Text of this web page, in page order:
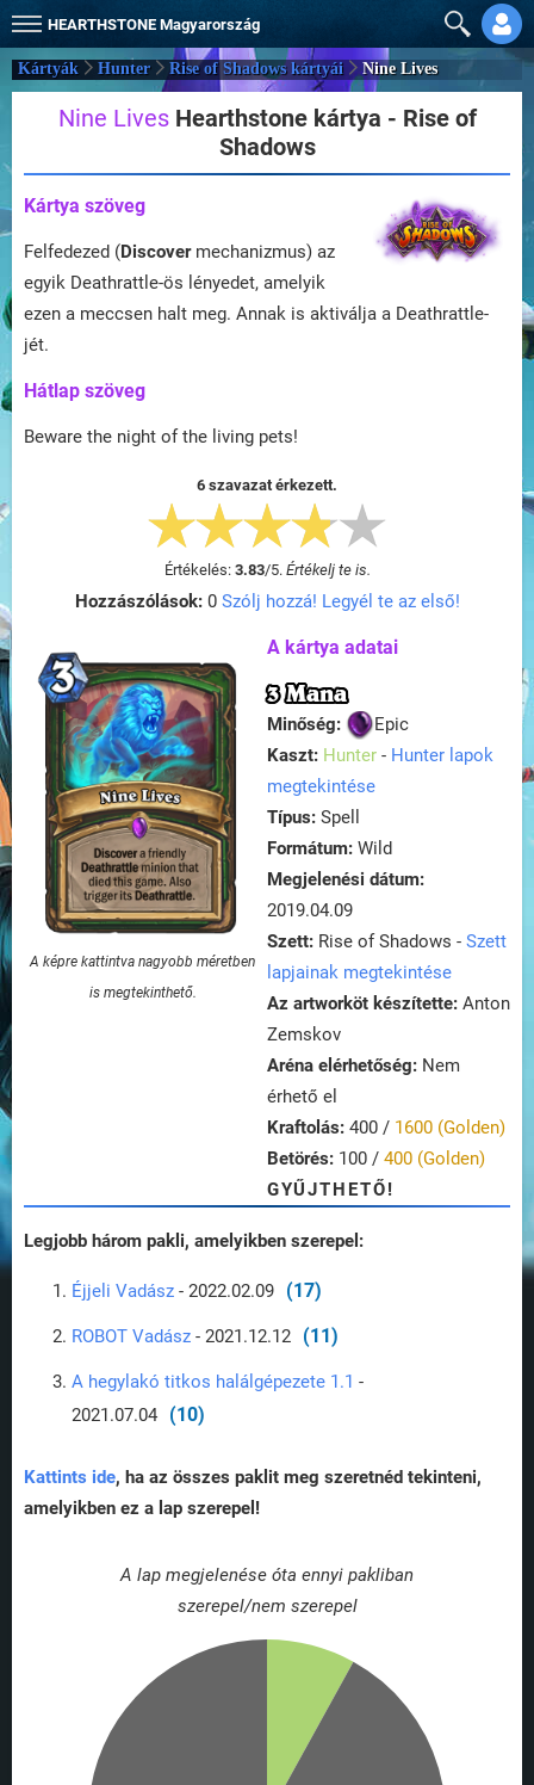
HEARTHSTONE Magyarország
Kártyák Hunter Rise of Shadows kártyái Nine Lives
Nine LivesHearthstone kártya - Rise of
Shadows
Kártya szöveg
Felfedezed (Discovermechanizmus) az
egyik Deathrattle-ös lényedet, amelyik
ezen a meccsen halt meg. Annak is aktiválja a Deathrattle-
jét.
Hátlap szöveg
Beware the night of the living pets!
6 szavazat érkezett.
Értékelés: 3.83/5. Értékelj te is.
Hozzászólások:0 Szólj hozzá! Legyél te az első!
A képre kattintva nagyobb méretben
is megtekinthető.
A kártya adatai
3 Mana
Minőség:
Epic
Kaszt: Hunter - Hunter lapok
megtekintése
Típus: Spell
Formátum: Wild
Megjelenési dátum:
2019.04.09
Szett: Rise of Shadows - Szett
lapjainak megtekintése
Az artworköt készítette: Anton
Zemskov
Aréna elérhetőség: Nem
érhető el
Kraftolás: 400 / 1600 (Golden)
Betörés: 100 / 400 (Golden)
GYŰJTHETŐ!
Legjobb három pakli, amelyikben szerepel:
Éjjeli Vadász - 2022.02.09 (17)
ROBOT Vadász - 2021.12.12 (11)
A hegylakó titkos halálgépezete 1.1 -
2021.07.04
(10)
Kattints ide, ha az összes paklit meg szeretnéd tekinteni,
amelyikben ez a lap szerepel!
A lap megjelenése óta ennyi pakliban
szerepel/nem szerepel